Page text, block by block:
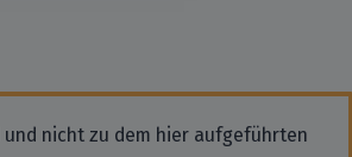
und nicht zu dem hier aufgeführten